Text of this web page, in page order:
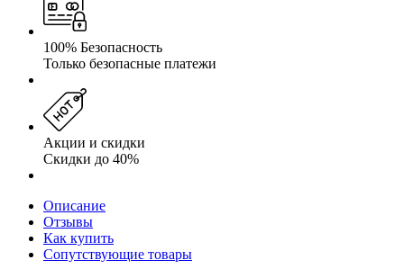
100% Безопасность
Только безопасные платежи
Акции и скидки
Скидки до 40%
Описание
Отзывы
Как купить
Сопутствующие товары